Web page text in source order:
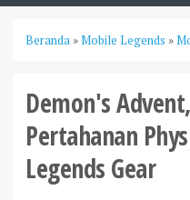
Beranda »Mobile Legends »
Demon's
Pertahanan
Legends Gear